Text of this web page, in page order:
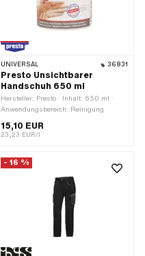
UNIVERSAL 36831
Presto Unsichtbarer
Handschuh 650 ml
Hersteller: Presto · Inhalt: 650 ml ·
Anwendungsbereich: Reinigung
15,10 EUR
23,23 EUR/l
- 16 %